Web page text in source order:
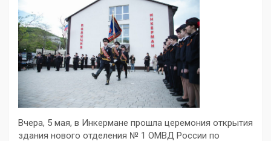
Вчера, 5 мая, в Инкермане прошла церемония открытия
здания нового отделения № 1 ОМВД России по